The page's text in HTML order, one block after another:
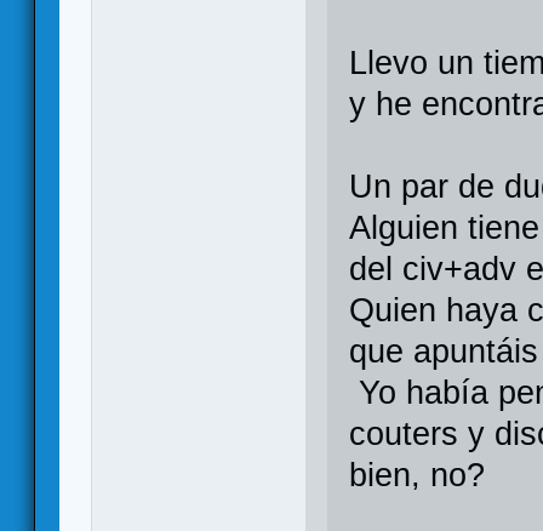
Llevo un
y he
Un par de
Alguien
del civ+adv
Quien haya
que
Yo había
couters y
bien, no?